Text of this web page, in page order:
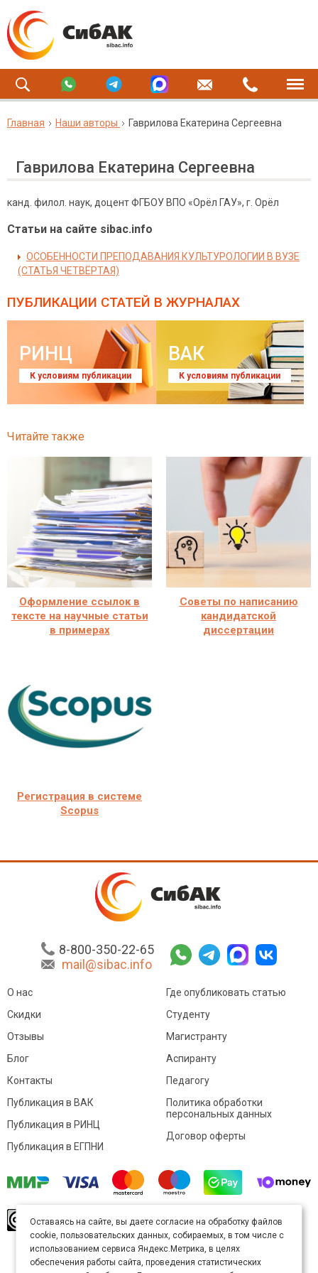
Главная Наши авторы Гаврилова Екатерина Сергеевна
Гаврилова Екатерина Сергеевна
канд. филол. наук, доцент ФГБОУ ВПО «Орёл ГАУ», г. Орёл
Статьи на сайте sibac.info
ОСОБЕННОСТИ ПРЕПОДАВАНИЯ КУЛЬТУРОЛОГИИ В ВУЗЕ
(СТАТЬЯ ЧЕТВЁРТАЯ)
ПУБЛИКАЦИИ СТАТЕЙ В ЖУРНАЛАХ
РИНЦ
К условиям публикации
ВАК
К условиям публикации
Читайте также
Оформление ссылок в
тексте на научные статьи
в примерах
Советы по написанию
кандидатской
диссертации
Регистрация в системе
Scopus
8-800-350-22-65
mail@sibac.info
О нас
Скидки
Отзывы
Блог
Контакты
Где опубликовать статью
Студенту
Магистранту
Аспиранту
Педагогу
Публикация в ВАК
Публикация в РИНЦ
Публикация в ЕГПНИ
Политика обработки
персональных данных
Договор оферты
произведение доступно полицензии Creative
Commons «Attribution» («Атрибуция») 4.0
Непортированная.
Карта сайта
Оставаясь на сайте, вы даете согласие на обработку файлов
cookie, пользовательских данных, собираемых, в том числе с
использованием сервиса Яндекс.Метрика, в целях
обеспечения работы сайта, проведения статистических